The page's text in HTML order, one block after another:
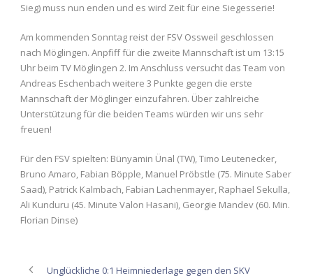
Sieg) muss nun enden und es wird Zeit für eine Siegesserie!
Am kommenden Sonntag reist der FSV Ossweil geschlossen
nach Möglingen. Anpfiff für die zweite Mannschaft ist um 13:15
Uhr beim TV Möglingen 2. Im Anschluss versucht das Team von
Andreas Eschenbach weitere 3 Punkte gegen die erste
Mannschaft der Möglinger einzufahren. Über zahlreiche
Unterstützung für die beiden Teams würden wir uns sehr
freuen!
Für den FSV spielten: Bünyamin Ünal (TW), Timo Leutenecker,
Bruno Amaro, Fabian Böpple, Manuel Pröbstle (75. Minute Saber
Saad), Patrick Kalmbach, Fabian Lachenmayer, Raphael Sekulla,
Ali Kunduru (45. Minute Valon Hasani), Georgie Mandev (60. Min.
Florian Dinse)
Unglückliche 0:1 Heimniederlage gegen den SKV